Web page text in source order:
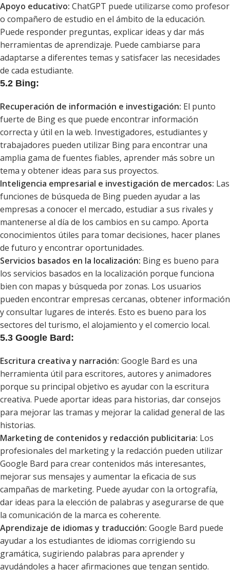
Apoyo educativo: ChatGPT puede utilizarse como profesor
o compañero de estudio en el ámbito de la educación.
Puede responder preguntas, explicar ideas y dar más
herramientas de aprendizaje. Puede cambiarse para
adaptarse a diferentes temas y satisfacer las necesidades
de cada estudiante.
5.2 Bing:
Recuperación de información e investigación: El punto
fuerte de Bing es que puede encontrar información
correcta y útil en la web. Investigadores, estudiantes y
trabajadores pueden utilizar Bing para encontrar una
amplia gama de fuentes fiables, aprender más sobre un
tema y obtener ideas para sus proyectos.
Inteligencia empresarial e investigación de mercados: Las
funciones de búsqueda de Bing pueden ayudar a las
empresas a conocer el mercado, estudiar a sus rivales y
mantenerse al día de los cambios en su campo. Aporta
conocimientos útiles para tomar decisiones, hacer planes
de futuro y encontrar oportunidades.
Servicios basados en la localización: Bing es bueno para
los servicios basados en la localización porque funciona
bien con mapas y búsqueda por zonas. Los usuarios
pueden encontrar empresas cercanas, obtener información
y consultar lugares de interés. Esto es bueno para los
sectores del turismo, el alojamiento y el comercio local.
5.3 Google Bard:
Escritura creativa y narración: Google Bard es una
herramienta útil para escritores, autores y animadores
porque su principal objetivo es ayudar con la escritura
creativa. Puede aportar ideas para historias, dar consejos
para mejorar las tramas y mejorar la calidad general de las
historias.
Marketing de contenidos y redacción publicitaria: Los
profesionales del marketing y la redacción pueden utilizar
Google Bard para crear contenidos más interesantes,
mejorar sus mensajes y aumentar la eficacia de sus
campañas de marketing. Puede ayudar con la ortografía,
dar ideas para la elección de palabras y asegurarse de que
la comunicación de la marca es coherente.
Aprendizaje de idiomas y traducción: Google Bard puede
ayudar a los estudiantes de idiomas corrigiendo su
gramática, sugiriendo palabras para aprender y
ayudándoles a hacer afirmaciones que tengan sentido.